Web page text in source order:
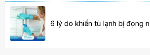
6 lý do khiến tủ lạnh bị đọng